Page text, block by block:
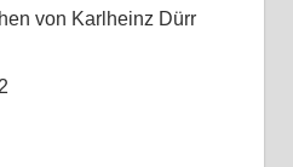
von Karlheinz Dürr